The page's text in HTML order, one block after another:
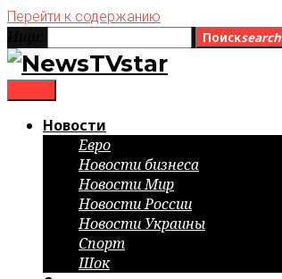
Перейти к содержанию
Поискsearch
Новости
Евро
Новости бизнеса
Новости Мир
Новости России
Новости Украины
Спорт
Шок